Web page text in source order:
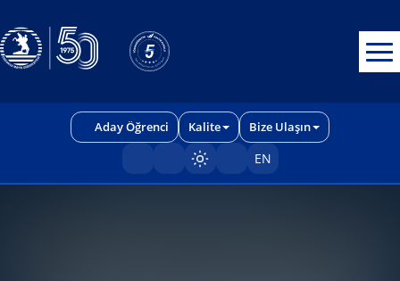
Aday Öğrenci Kalite Bize Ulaşın
Sayfayı karart/aç
EN